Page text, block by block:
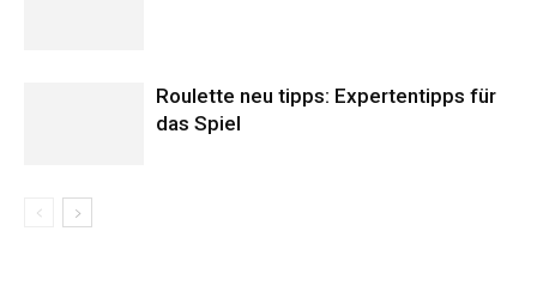
Roulette neu tipps: Expertentipps für
das Spiel